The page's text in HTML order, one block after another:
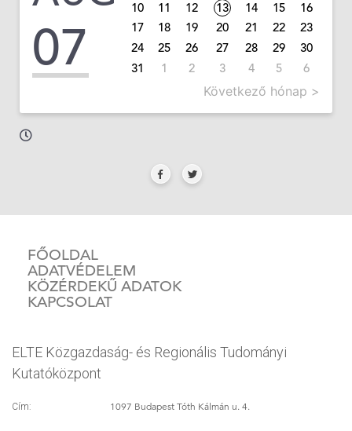
07
10
11 12 13 14 15
16
17
18 19 20 21 22
23
24
25 26 27 28 29
30
31
1 2 3 4 5 6
Következő hónap >
FŐOLDAL
ADATVÉDELEM
KÖZÉRDEKŰ ADATOK
KAPCSOLAT
ELTE Közgazdaság- és Regionális Tudományi
Kutatóközpont
Cím: 1097 Budapest Tóth Kálmán u. 4.